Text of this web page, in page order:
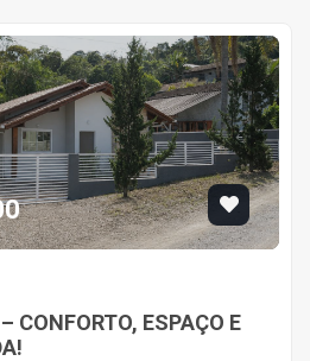
CONFORTO, ESPAÇO E